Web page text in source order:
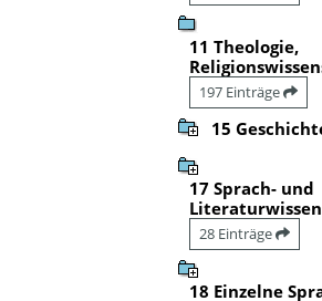
11 Theologie,
197 Einträge
15
17 Sprach- und
28 Einträge
18 Einzelne